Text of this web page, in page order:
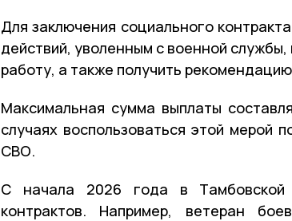
Для заключения социального
действий, уволенным с военной
работу, а также получить
Максимальная сумма выплаты
случаях воспользоваться этой мерой
СВО.
С начала 2026 года в Тамбовской
контрактов. Например, ветеран